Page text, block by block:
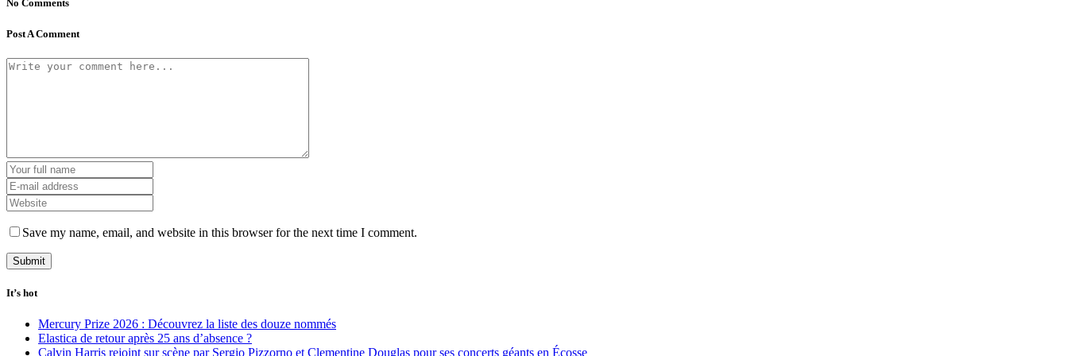
No Comments
Post A Comment
Save my name, email, and website in this browser for the next time I comment.
It’s hot
Mercury Prize 2026 : Découvrez la liste des douze nommés
Elastica de retour après 25 ans d’absence ?
Calvin Harris rejoint sur scène par Sergio Pizzorno et Clementine Douglas pour ses concerts géants en Écosse